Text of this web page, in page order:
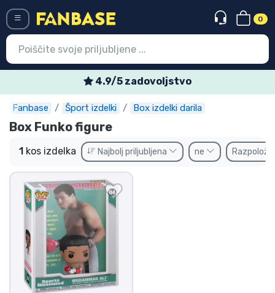
0
4.9/5 zadovoljstvo
Fanbase Šport izdelki Box izdelki darila
Box Funko figure
1 kos izdelka Najbolj priljubljena ne
Vstop Registracija
Najnovejsi izdelki
Prodajni izdelki
Ekspresna dostava
Prednaročila
Outlet izdelki
Dostava in plačilo